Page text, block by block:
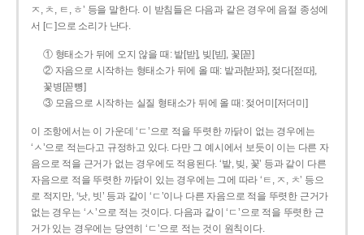
ㅈ, ㅊ, ㅌ, ㅎ’ 등을 말한다. 이 받침들은 다음과 같은 경우에 음절 종성에
서 [ㄷ]으로 소리가 난다.
① 형태소가 뒤에 오지 않을 때: 밭[받], 빚[빋], 꽃[꼳]
② 자음으로 시작하는 형태소가 뒤에 올 때: 밭과[받꽈], 젖다[젇따],
꽃병[꼳뼝]
③ 모음으로 시작하는 실질 형태소가 뒤에 올 때: 젖어미[저더미]
이 조항에서는 이 가운데 ‘ㄷ’으로 적을 뚜렷한 까닭이 없는 경우에는
‘ㅅ’으로 적는다고 규정하고 있다. 다만 그 예시에서 보듯이 이는 다른 자
음으로 적을 근거가 없는 경우에도 적용된다. ‘밭, 빚, 꽃’ 등과 같이 다른
자음으로 적을 뚜렷한 까닭이 있는 경우에는 그에 따라 ‘ㅌ, ㅈ, ㅊ’ 등으
로 적지만, ‘낫, 빗’ 등과 같이 ‘ㄷ’이나 다른 자음으로 적을 뚜렷한 근거가
없는 경우는 ‘ㅅ’으로 적는 것이다. 다음과 같이 ‘ㄷ’으로 적을 뚜렷한 근
거가 있는 경우에는 당연히 ‘ㄷ’으로 적는 것이 원칙이다.